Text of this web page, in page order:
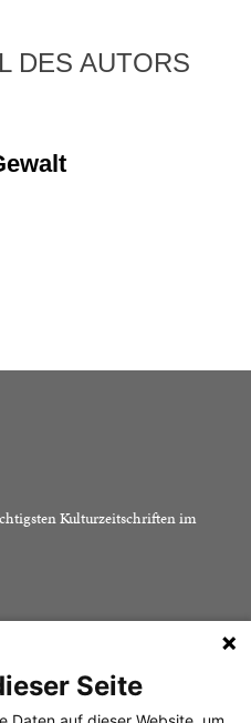
DES AUTORS
Kulturzeitschriften im
Überblick Impressum
Seite